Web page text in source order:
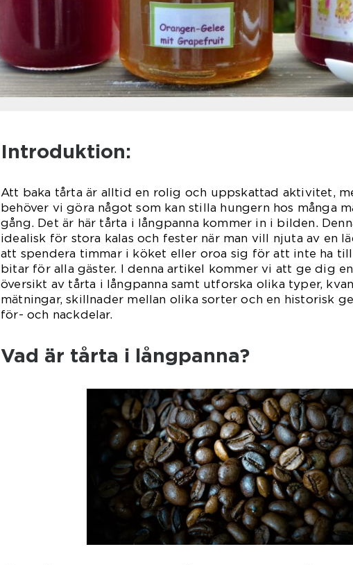
Introduktion:
Att baka tårta är alltid en rolig och uppskattad aktivitet,
behöver vi göra något som kan stilla hungern hos många
gång. Det är här tårta i långpanna kommer in i bilden.
idealisk för stora kalas och fester när man vill njuta av en
att spendera timmar i köket eller oroa sig för att inte ha
bitar för alla gäster. I denna artikel kommer vi att ge dig
översikt av tårta i långpanna samt utforska olika typer,
mätningar, skillnader mellan olika sorter och en historisk
för- och nackdelar.
Vad är tårta i långpanna?